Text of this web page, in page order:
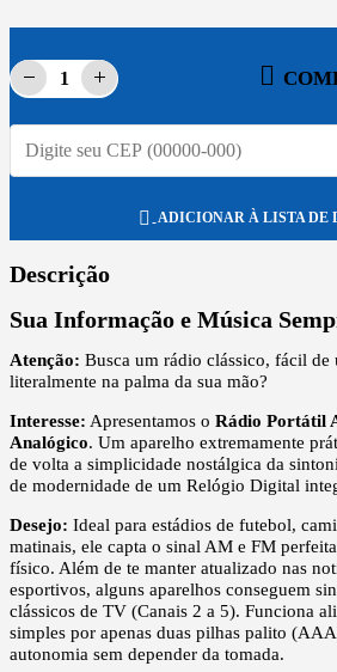
ADICIONAR À LISTA DE
Descrição
Sua Informação e Música
Atenção: Busca um rádio clássico, fácil de
literalmente na palma da sua mão?
Interesse: Apresentamos o Rádio Portátil
Analógico. Um aparelho extremamente
de volta a simplicidade nostálgica da
de modernidade de um Relógio Digital
Desejo: Ideal para estádios de futebol,
matinais, ele capta o sinal AM e FM
físico. Além de te manter atualizado nas
esportivos, alguns aparelhos conseguem
clássicos de TV (Canais 2 a 5). Funciona
simples por apenas duas pilhas palito
autonomia sem depender da tomada.